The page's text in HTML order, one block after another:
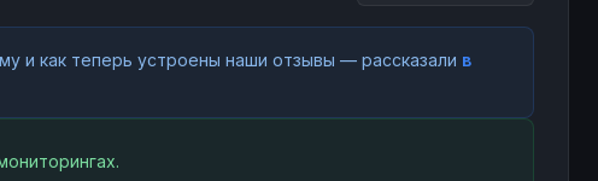
и как теперь устроены наши отзывы — рассказали в